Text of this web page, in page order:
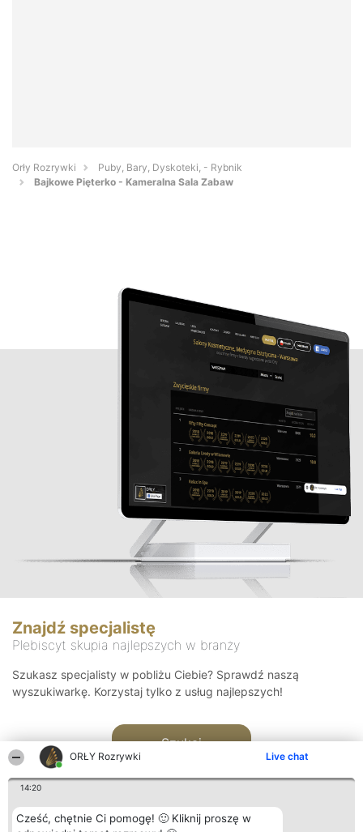
ORŁY Rozrywki Live chat
14:20
Cześć, chętnie Ci pomogę! 🙂 Kliknij proszę w
Orły Rozrywki
Puby, Bary, Dyskoteki, - Rybnik
Bajkowe Pięterko - Kameralna Sala Zabaw
Znajdź specjalistę
Plebiscyt skupia najlepszych w branży
Szukasz specjalisty w pobliżu Ciebie? Sprawdź naszą
wyszukiwarkę. Korzystaj tylko z usług najlepszych!
Szukaj